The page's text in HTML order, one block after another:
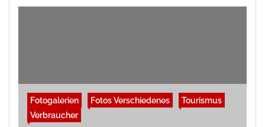
Fotogalerien Fotos Verschiedenes
Tourismus
Verbraucher